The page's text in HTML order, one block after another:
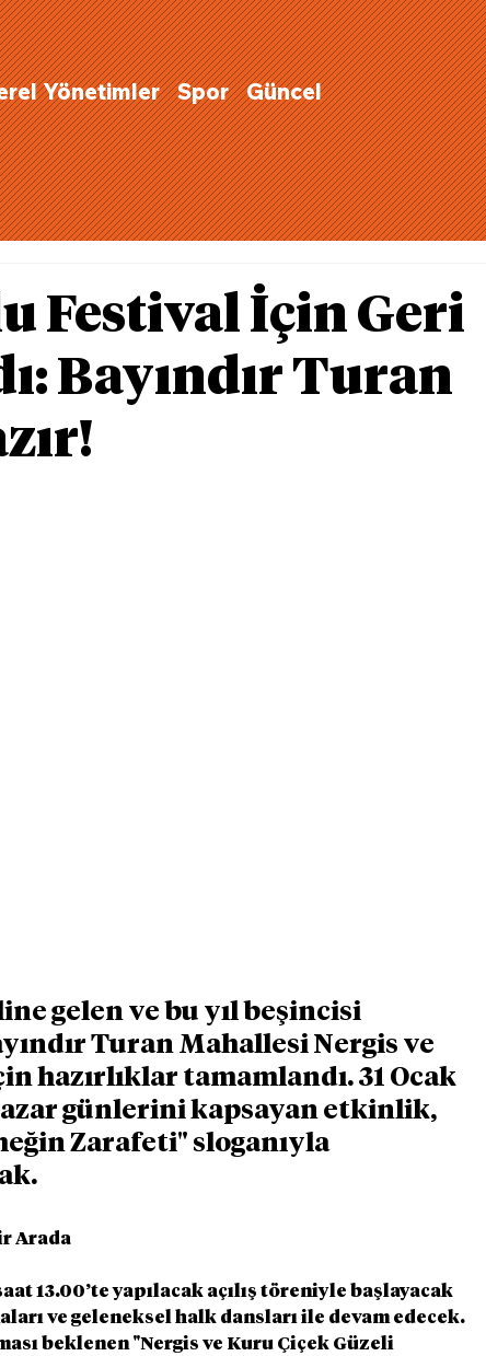
Yönetimler Spor Güncel
Festival İçin Geri
Bayındır Turan
gelen ve bu yıl beşincisi
Turan Mahallesi Nergis ve
hazırlıklar tamamlandı. 31 Ocak
günlerini kapsayan etkinlik,
Zarafeti" sloganıyla
Arada
13.00’te yapılacak açılış töreniyle başlayacak
ve geleneksel halk dansları ile devam edecek.
beklenen "Nergis ve Kuru Çiçek Güzeli